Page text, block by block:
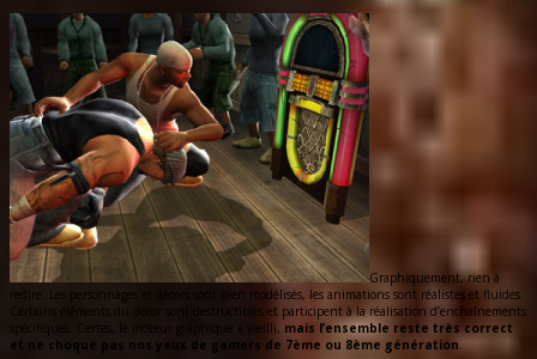
Graphiquement, rien à
redire. Les personnages et décors sont bien modélisés, les animations sont réalistes et fluides.
Certains éléments du décor sont destructibles et participent à la réalisation d’enchaînements
spécifiques. Certes, le moteur graphique a vieilli, mais l’ensemble reste très correct
et ne choque pas nos yeux de gamers de 7ème ou 8ème génération